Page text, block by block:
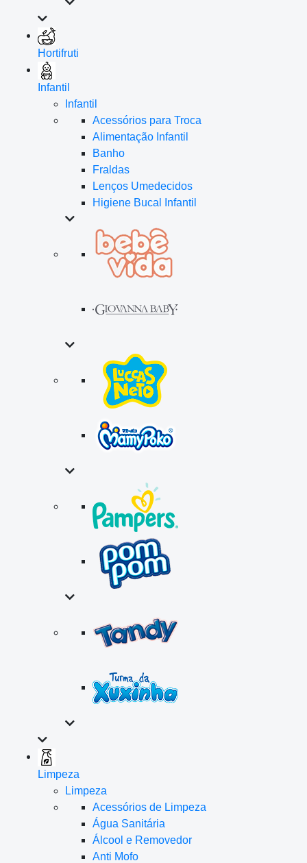
Hortifruti
Infantil
Infantil
Acessórios para Troca
Alimentação Infantil
Banho
Fraldas
Lenços Umedecidos
Higiene Bucal Infantil
Limpeza
Limpeza
Acessórios de Limpeza
Água Sanitária
Álcool e Removedor
Anti Mofo